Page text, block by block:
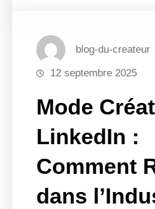
blog-du-createur
12 septembre 2025
Mode
LinkedIn :
Comment
dans